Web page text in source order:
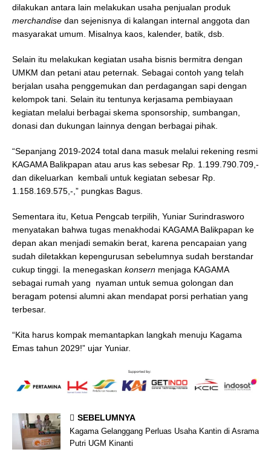
dilakukan antara lain melakukan usaha penjualan produk
merchandise dan sejenisnya di kalangan internal anggota dan
masyarakat umum. Misalnya kaos, kalender, batik, dsb.
Selain itu melakukan kegiatan usaha bisnis bermitra dengan
UMKM dan petani atau peternak. Sebagai contoh yang telah
berjalan usaha penggemukan dan perdagangan sapi dengan
kelompok tani. Selain itu tentunya kerjasama pembiayaan
kegiatan melalui berbagai skema sponsorship, sumbangan,
donasi dan dukungan lainnya dengan berbagai pihak.
“Sepanjang 2019-2024 total dana masuk melalui rekening resmi
KAGAMA Balikpapan atau arus kas sebesar Rp. 1.199.790.709,-
dan dikeluarkan kembali untuk kegiatan sebesar Rp.
1.158.169.575,-,” pungkas Bagus.
Sementara itu, Ketua Pengcab terpilih, Yuniar Surindrasworo
menyatakan bahwa tugas menakhodai KAGAMA Balikpapan ke
depan akan menjadi semakin berat, karena pencapaian yang
sudah diletakkan kepengurusan sebelumnya sudah berstandar
cukup tinggi. Ia menegaskan konsern menjaga KAGAMA
sebagai rumah yang nyaman untuk semua golongan dan
beragam potensi alumni akan mendapat porsi perhatian yang
terbesar.
“Kita harus kompak memantapkan langkah menuju Kagama
Emas tahun 2029!” ujar Yuniar.
SEBELUMNYA
Kagama Gelanggang Perluas Usaha Kantin di Asrama
Putri UGM Kinanti